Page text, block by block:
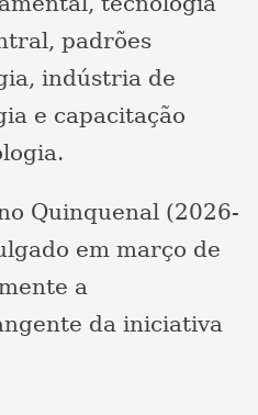
padrões
indústria de
e capacitação
Quinquenal (2026-
em março de
a
da iniciativa